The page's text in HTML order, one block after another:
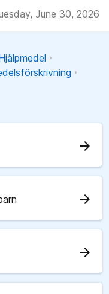
June 30, 2026
arrow_forward
arrow_forward
arrow_forward